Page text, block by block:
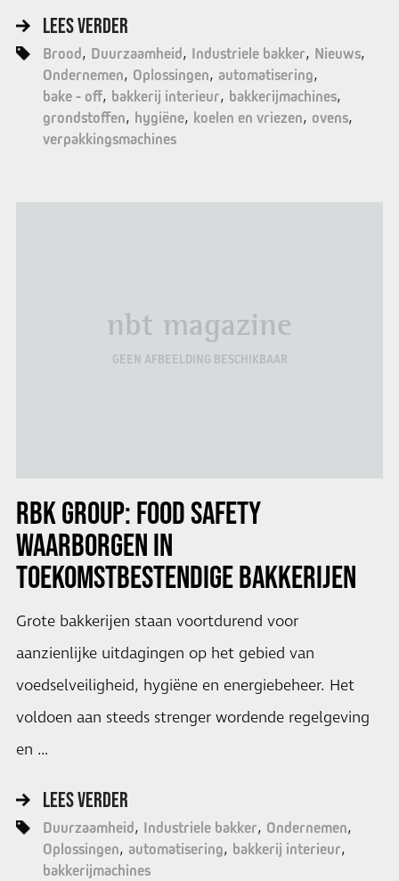
LEES VERDER
Brood Duurzaamheid Industriele bakker Nieuws
Ondernemen Oplossingen automatisering
bake - off bakkerij interieur bakkerijmachines
grondstoffen
hygiëne koelen en vriezen ovens
verpakkingsmachines
nbt magazine
GEEN AFBEELDING BESCHIKBAAR
RBK GROUP: FOOD SAFETY
WAARBORGEN IN
TOEKOMSTBESTENDIGE BAKKERIJEN
Grote bakkerijen staan voortdurend voor
aanzienlijke uitdagingen op het gebied van
voedselveiligheid, hygiëne en energiebeheer. Het
voldoen aan steeds strenger wordende regelgeving
en …
LEES VERDER
Duurzaamheid Industriele bakker Ondernemen
Oplossingen automatisering bakkerij interieur
bakkerijmachines